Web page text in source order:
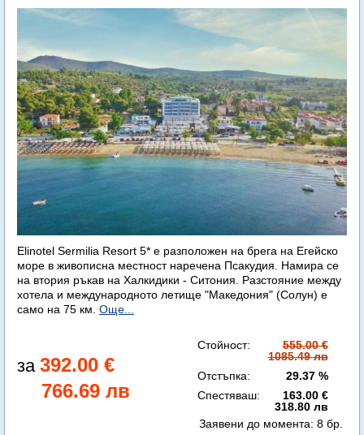
Elinotel Sermilia Resort 5* е разположен на брега на Егейско
море в живописна местност наречена Псакудия. Намира се
на втория ръкав на Халкидики - Ситония. Разстояние между
хотела и международното летище "Македония" (Солун) е
само на 75 км. Още...
392.00 €
766.69 лв
Стойност:
555.00 €
1085.49 лв
Отстъпка:
29.37 %
Спестяваш:
163.00 €
318.80 лв
Заявени до момента: 8 бр.